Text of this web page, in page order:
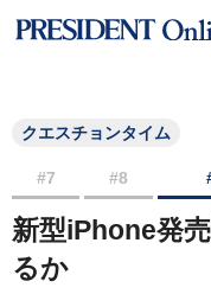
クエスチョンタイム
#7 #8
新型iPhone発
るか